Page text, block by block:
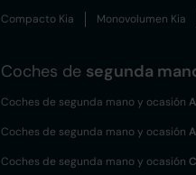
Compacto Kia Monovolumen Kia
Coches de segunda
Coches de segunda mano y ocasión
Coches de segunda mano y ocasión
Coches de segunda mano y ocasión